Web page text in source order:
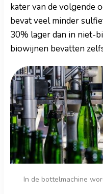
kater van de volgende
bevat veel minder
30% lager dan in niet-
biowijnen bevatten
In de bottelmachine